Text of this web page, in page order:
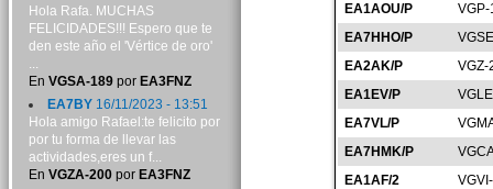
EA1AOU/P
EA7HHO/P
EA2AK/P
VGZ-
EA1EV/P
EA7VL/P
EA7HMK/P
EA1AF/2
Hola Rafa. MUCHAS
FELICIDADES!!! Espero que te
den este año el 'Vértice de oro'
...
En VGSA-189por EA3FNZ
EA7BY16/11/2023 - 13:51
Hola amigo Rafael:te felicito por
por tu forma de llevar las
actividades,eres un f...
En VGZA-200por EA3FNZ